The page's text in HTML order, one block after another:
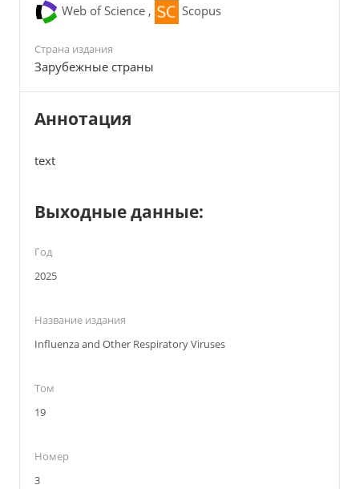
Web of Science , Scopus
Страна издания
Зарубежные страны
Аннотация
text
Выходные данные:
Год
2025
Название издания
Influenza and Other Respiratory Viruses
Том
19
Номер
3